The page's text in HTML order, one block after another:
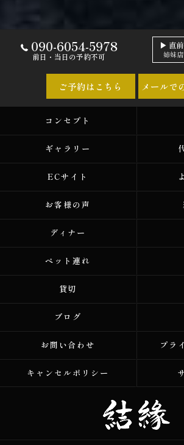
090-6054-5978
前日・当日の予約不可
▶ 直前
姉妹
ご予約はこちら メールで
コンセプト
ギャラリー
ECサイト
お客様の声
ディナー
ペット連れ
貸切
ブログ
お問い合わせ プラ
キャンセルポリシー